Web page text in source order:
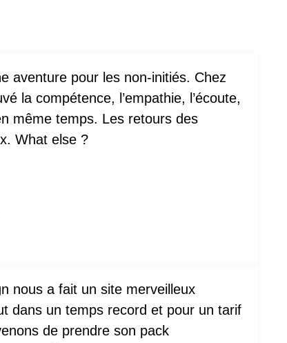
aventure pour les non-initiés. Chez
la compétence, l’empathie, l’écoute,
même temps. Les retours des
What else ?
nous a fait un site merveilleux
dans un temps record et pour un tarif
de prendre son pack